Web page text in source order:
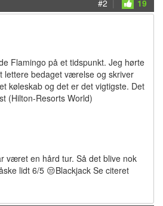
#2 | 19
Flamingo på et tidspunkt. Jeg hørte
lettere bedaget værelse og skriver
køleskab og det er det vigtigste. Det
(Hilton-Resorts World)
været en hård tur. Så det blive nok
lidt 6/5 😒Blackjack Se citeret